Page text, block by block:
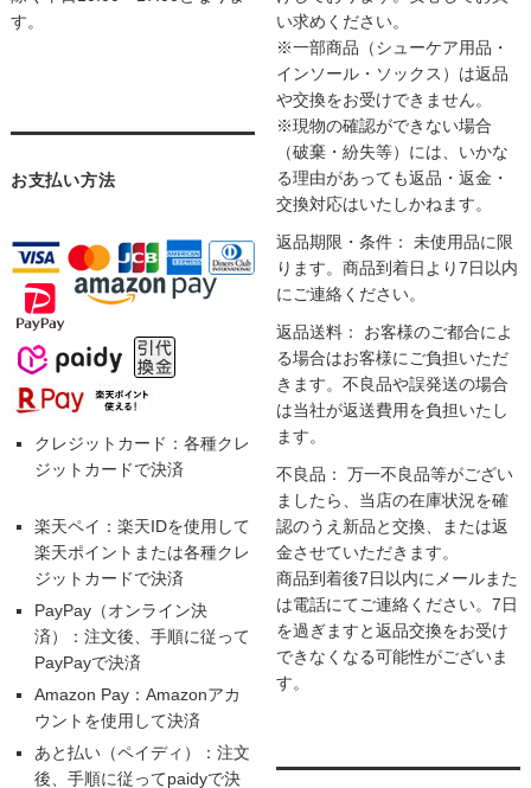
す。
お支払い方法
クレジットカード：各種クレ
ジットカードで決済
楽天ペイ：楽天IDを使用して
楽天ポイントまたは各種クレ
ジットカードで決済
PayPay（オンライン決
済）：注文後、手順に従って
PayPayで決済
Amazon Pay：Amazonアカ
ウントを使用して決済
あと払い（ペイディ）：注文
後、手順に従ってpaidyで決
い求めください。
※一部商品（シューケア用品・
インソール・ソックス）は返品
や交換をお受けできません。
※現物の確認ができない場合
（破棄・紛失等）には、いかな
る理由があっても返品・返金・
交換対応はいたしかねます。
返品期限・条件： 未使用品に限
ります。商品到着日より7日以内
にご連絡ください。
返品送料： お客様のご都合によ
る場合はお客様にご負担いただ
きます。不良品や誤発送の場合
は当社が返送費用を負担いたし
ます。
不良品： 万一不良品等がござい
ましたら、当店の在庫状況を確
認のうえ新品と交換、または返
金させていただきます。
商品到着後7日以内にメールまた
は電話にてご連絡ください。7日
を過ぎますと返品交換をお受け
できなくなる可能性がございま
す。